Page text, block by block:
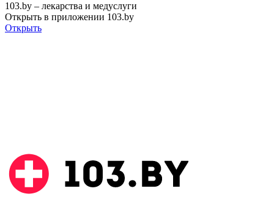
103.by – лекарства и медуслуги
Открыть в приложении 103.by
Открыть